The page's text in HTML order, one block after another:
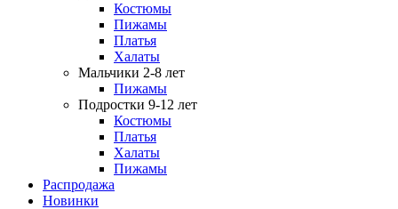
Костюмы
Пижамы
Платья
Халаты
Мальчики 2-8 лет
Пижамы
Подростки 9-12 лет
Костюмы
Платья
Халаты
Пижамы
Распродажа
Новинки